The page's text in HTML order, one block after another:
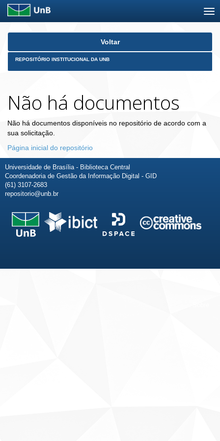
Skip
Voltar
REPOSITÓRIO INSTITUCIONAL DA UNB
Não há documentos
Não há documentos disponíveis no repositório de acordo com a
sua solicitação.
Página inicial do repositório
Universidade de Brasília - Biblioteca Central
Coordenadoria de Gestão da Informação Digital - GID
(61) 3107-2683
repositorio@unb.br